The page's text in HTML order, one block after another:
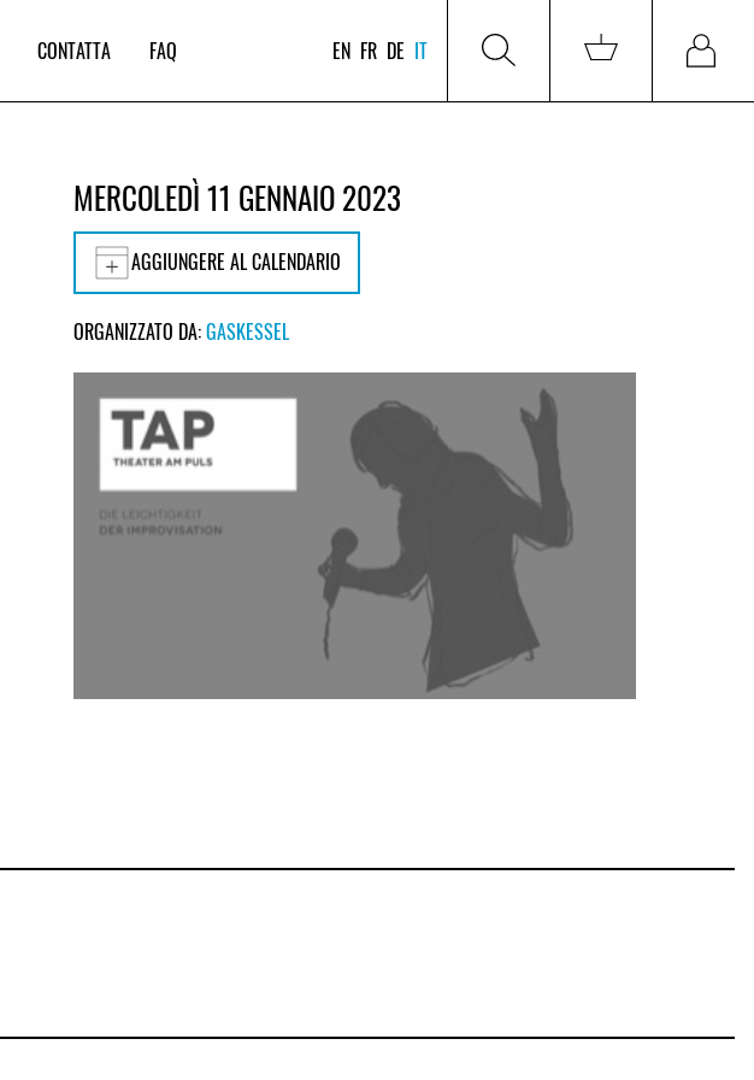
CONTATTA FAQ EN FR DE IT
MERCOLEDÌ 11 GENNAIO 2023
AGGIUNGERE AL CALENDARIO
ORGANIZZATO DA:GASKESSEL